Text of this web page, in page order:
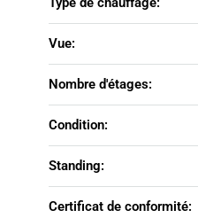
Vue:
Nombre d'étages:
Condition:
Standing:
Certificat de conformité: